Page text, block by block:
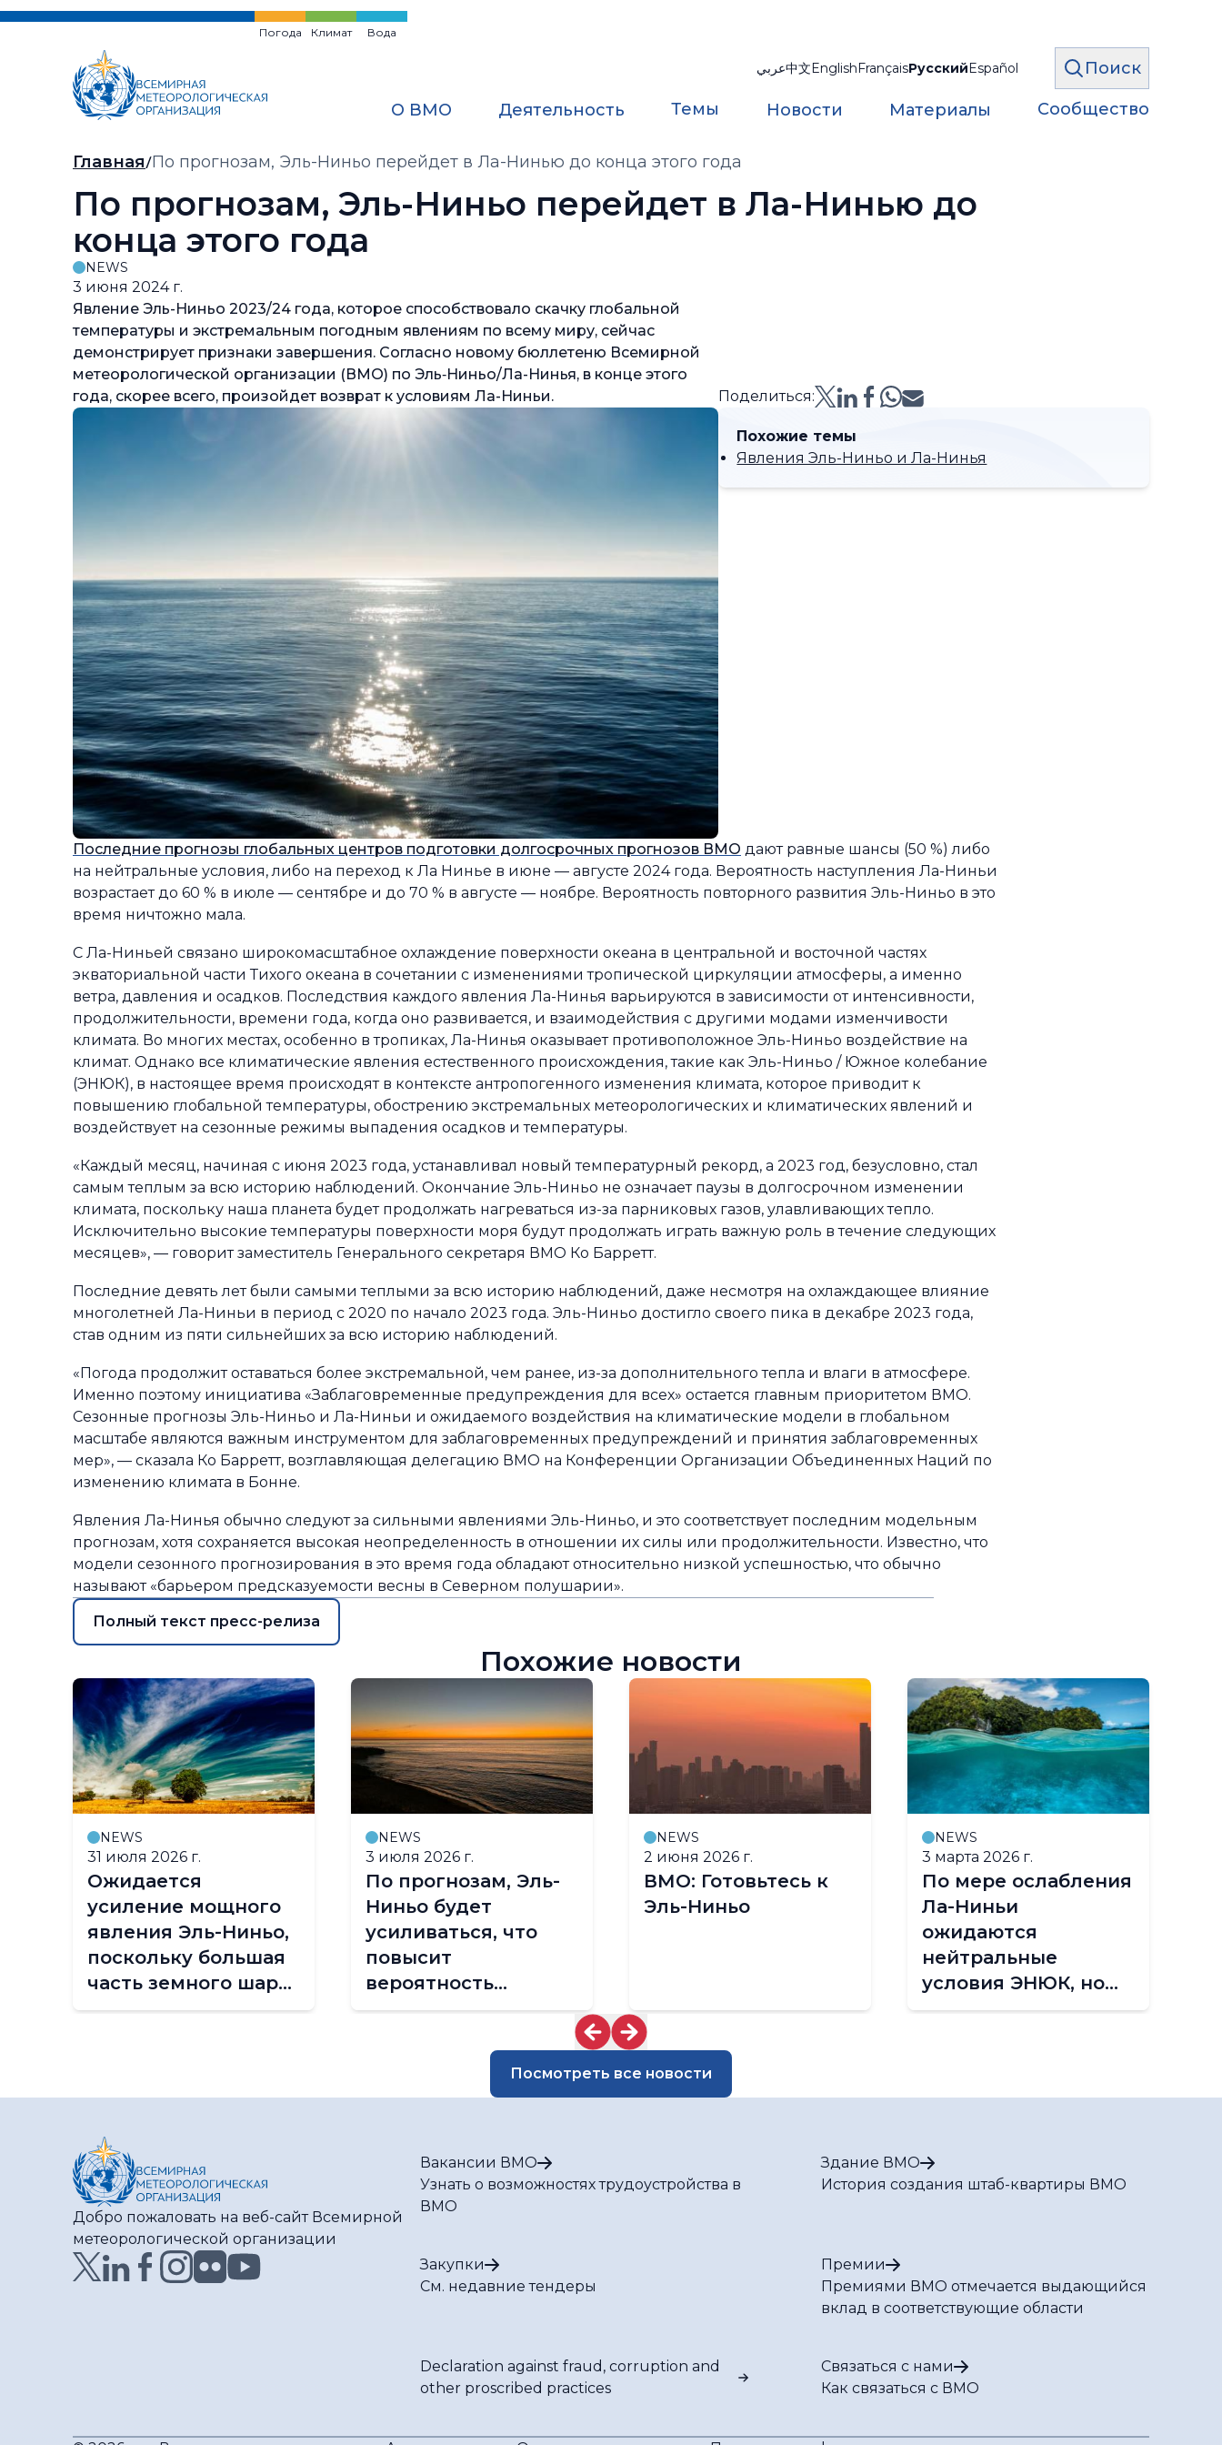
Перейти
содержанию
Погода Климат Вода
عربي中文EnglishFrançaisРусскийEspañol Поиск
О ВМО Деятельность Темы Новости Материалы Сообщество
Хлебная
крошка
Главная По прогнозам, Эль-Ниньо перейдет в Ла-Нинью до конца этого года
По прогнозам, Эль-Ниньо перейдет в Ла-Нинью до
конца этого года
NEWS
3 июня 2024 г.
Явление Эль-Ниньо 2023/24 года, которое способствовало скачку глобальной
температуры и экстремальным погодным явлениям по всему миру, сейчас
демонстрирует признаки завершения. Согласно новому бюллетеню Всемирной
метеорологической организации (ВМО) по Эль‑Ниньо/Ла-Нинья, в конце этого
года, скорее всего, произойдет возврат к условиям Ла-Ниньи.
Поделиться:
Похожие темы
Явления Эль-Ниньо и Ла-Нинья
Последние прогнозы глобальных центров подготовки долгосрочных прогнозов ВМО дают равные шансы (50 %) либо
на нейтральные условия, либо на переход к Ла Нинье в июне — августе 2024 года. Вероятность наступления Ла-Ниньи
возрастает до 60 % в июле — сентябре и до 70 % в августе — ноябре. Вероятность повторного развития Эль-Ниньо в это
время ничтожно мала.
С Ла-Ниньей связано широкомасштабное охлаждение поверхности океана в центральной и восточной частях
экваториальной части Тихого океана в сочетании с изменениями тропической циркуляции атмосферы, а именно
ветра, давления и осадков. Последствия каждого явления Ла-Нинья варьируются в зависимости от интенсивности,
продолжительности, времени года, когда оно развивается, и взаимодействия с другими модами изменчивости
климата. Во многих местах, особенно в тропиках, Ла-Нинья оказывает противоположное Эль-Ниньо воздействие на
климат. Однако все климатические явления естественного происхождения, такие как Эль-Ниньо / Южное колебание
(ЭНЮК), в настоящее время происходят в контексте антропогенного изменения климата, которое приводит к
повышению глобальной температуры, обострению экстремальных метеорологических и климатических явлений и
воздействует на сезонные режимы выпадения осадков и температуры.
«Каждый месяц, начиная с июня 2023 года, устанавливал новый температурный рекорд, а 2023 год, безусловно, стал
самым теплым за всю историю наблюдений. Окончание Эль-Ниньо не означает паузы в долгосрочном изменении
климата, поскольку наша планета будет продолжать нагреваться из-за парниковых газов, улавливающих тепло.
Исключительно высокие температуры поверхности моря будут продолжать играть важную роль в течение следующих
месяцев», — говорит заместитель Генерального секретаря ВМО Ко Барретт.
Последние девять лет были самыми теплыми за всю историю наблюдений, даже несмотря на охлаждающее влияние
многолетней Ла-Ниньи в период с 2020 по начало 2023 года. Эль-Ниньо достигло своего пика в декабре 2023 года,
став одним из пяти сильнейших за всю историю наблюдений.
«Погода продолжит оставаться более экстремальной, чем ранее, из-за дополнительного тепла и влаги в атмосфере.
Именно поэтому инициатива «Заблаговременные предупреждения для всех» остается главным приоритетом ВМО.
Сезонные прогнозы Эль-Ниньо и Ла-Ниньи и ожидаемого воздействия на климатические модели в глобальном
масштабе являются важным инструментом для заблаговременных предупреждений и принятия заблаговременных
мер», — сказала Ко Барретт, возглавляющая делегацию ВМО на Конференции Организации Объединенных Наций по
изменению климата в Бонне.
Явления Ла-Нинья обычно следуют за сильными явлениями Эль-Ниньо, и это соответствует последним модельным
прогнозам, хотя сохраняется высокая неопределенность в отношении их силы или продолжительности. Известно, что
модели сезонного прогнозирования в это время года обладают относительно низкой успешностью, что обычно
называют «барьером предсказуемости весны в Северном полушарии».
Полный текст пресс-релиза
Похожие новости
NEWS
31 июля 2026 г.
Ожидается
усиление мощного
явления Эль-Ниньо,
поскольку большая
часть земного шара
столкнется с
характере осадков
NEWS
3 июля 2026 г.
По прогнозам, Эль-
Ниньо будет
усиливаться, что
повысит
вероятность
экстремальных
NEWS
2 июня 2026 г.
ВМО: Готовьтесь к
Эль-Ниньо
NEWS
3 марта 2026 г.
По мере ослабления
Ла-Ниньи
ожидаются
нейтральные
условия ЭНЮК, но
вероятность
Посмотреть все новости
Добро пожаловать на веб-сайт Всемирной
метеорологической организации
Вакансии ВМО
Узнать о возможностях трудоустройства в
ВМО
Здание ВМО
История создания штаб-квартиры ВМО
Закупки
См. недавние тендеры
Премии
Премиями ВМО отмечается выдающийся
вклад в соответствующие области
Declaration against fraud, corruption and
other proscribed practices
Связаться с нами
Как связаться с ВМО